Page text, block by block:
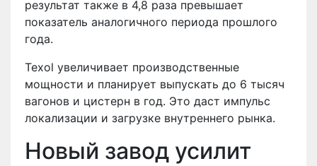
результат также в 4,8 раза превышает
показатель аналогичного периода прошлого
года.
Texol увеличивает производственные
мощности и планирует выпускать до 6 тысяч
вагонов и цистерн в год. Это даст импульс
локализации и загрузке внутреннего рынка.
Новый завод усилит